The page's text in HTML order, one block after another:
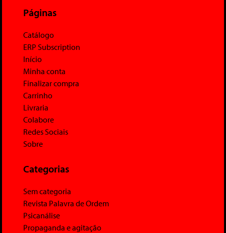
Páginas
Catálogo
ERP Subscription
Início
Minha conta
Finalizar compra
Carrinho
Livraria
Colabore
Redes Sociais
Sobre
Categorias
Sem categoria
Revista Palavra de Ordem
Psicanálise
Propaganda e agitação